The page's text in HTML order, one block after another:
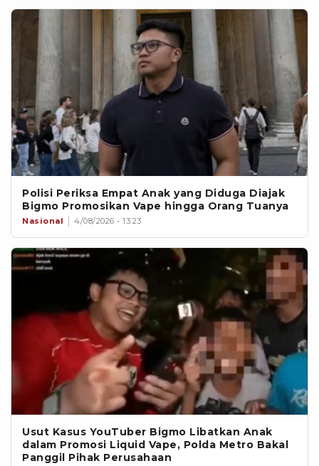
Polisi Periksa Empat Anak yang Diduga Diajak
Bigmo Promosikan Vape hingga Orang Tuanya
Nasional 4/08/2026 - 13:23
Usut Kasus YouTuber Bigmo Libatkan Anak
dalam Promosi Liquid Vape, Polda Metro Bakal
Panggil Pihak Perusahaan